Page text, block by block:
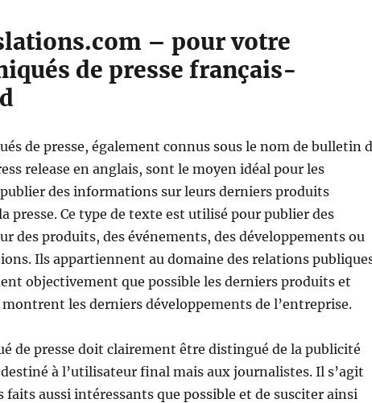
– pour votre
de presse français-
de presse, également connus sous le nom de bulletin
release en anglais, sont le moyen idéal pour les
des informations sur leurs derniers produits
presse. Ce type de texte est utilisé pour publier des
des produits, des événements, des développements ou
Ils appartiennent au domaine des relations
objectivement que possible les derniers produits et
les derniers développements de l’entreprise.
de presse doit clairement être distingué de la publicité
destiné à l’utilisateur final mais aux journalistes. Il s’agit
faits aussi intéressants que possible et de susciter ainsi